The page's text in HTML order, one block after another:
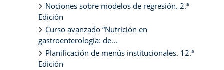
Nociones sobre modelos de regresión. 2.ª
Edición
Curso avanzado “Nutrición en
gastroenterología: de...
Planificación de menús institucionales. 12.ª
Edición